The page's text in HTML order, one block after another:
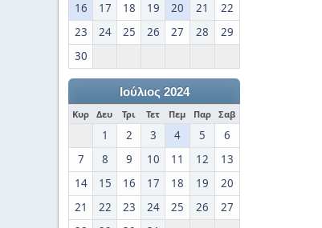
16
17 18 19 20 21
22
23
24 25 26 27 28
29
30
Ιούλιος 2024
Κυρ Δευ Τρι Τετ Πεμ Παρ Σαβ
1 2 3 4 5
6
7
8 9 10 11 12
13
14
15 16 17 18 19
20
21
22 23 24 25 26
27